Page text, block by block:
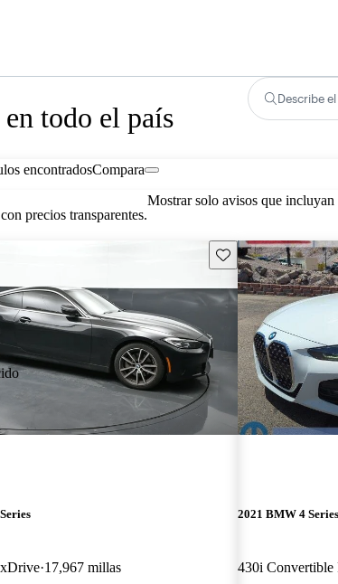
todo el país
Describe
encontradosCompara
precios transparentes.
Mostrar solo avisos que incluyan
Guarda este Aviso
17,967 millas
2021 BMW 4 Series
430i Convertible